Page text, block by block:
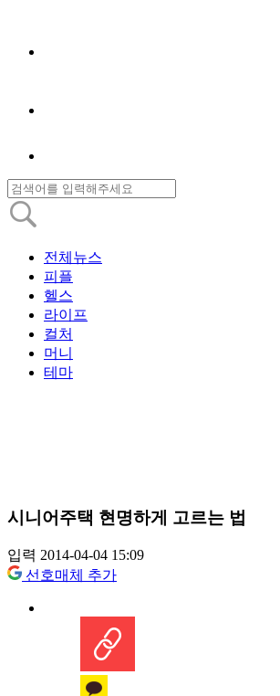
전체뉴스
피플
헬스
라이프
컬처
머니
테마
시니어주택 현명하게 고르는 법
입력 2014-04-04 15:09
선호매체 추가